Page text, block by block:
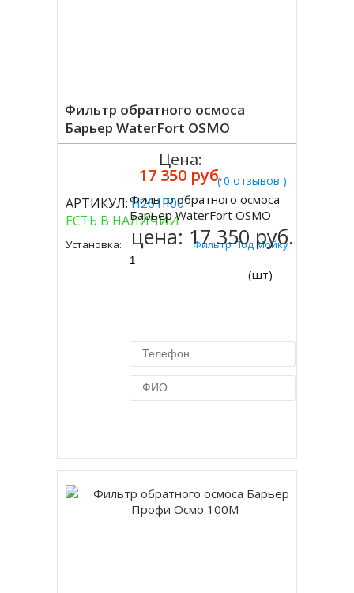
Фильтр обратного осмоса
Барьер WaterFort OSMO
( 0 отзывов )
АРТИКУЛ:Н261Р00
ЕСТЬ В НАЛИЧИИ
Установка: Фильтр Под Мойку
Цена:
17 350 руб.
Купить
Фильтр обратного осмоса
Барьер WaterFort OSMO
цена: 17 350 руб.
(шт)